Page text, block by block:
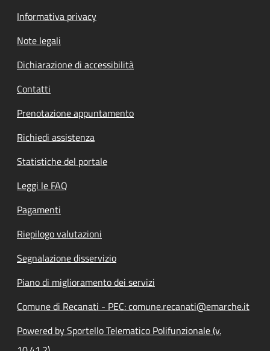
Informativa privacy
Note legali
Dichiarazione di accessibilità
Contatti
Prenotazione appuntamento
Richiedi assistenza
Statistiche del portale
Leggi le FAQ
Pagamenti
Riepilogo valutazioni
Segnalazione disservizio
Piano di miglioramento dei servizi
Comune di Recanati - PEC: comune.recanati@emarche.it
Powered by Sportello Telematico Polifunzionale (v.